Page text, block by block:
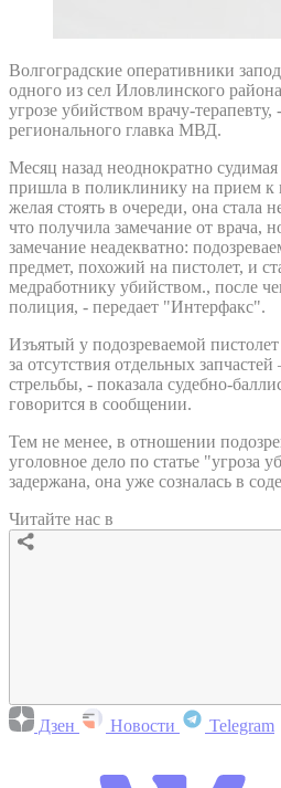
Волгоградские оперативники
одного из сел Иловлинского
угрозе убийством врачу-
регионального главка МВД.
Месяц назад неоднократно
пришла в поликлинику на прием к
желая стоять в очереди, она стала
что получила замечание от врача,
замечание неадекватно:
предмет, похожий на пистолет, и
медработнику убийством., после
полиция, - передает "Интерфакс".
Изъятый у подозреваемой
за отсутствия отдельных
стрельбы, - показала судебно-
говорится в сообщении.
Тем не менее, в отношении
уголовное дело по статье "угроза
задержана, она уже созналась в
Читайте нас в
Дзен Новости Telegram